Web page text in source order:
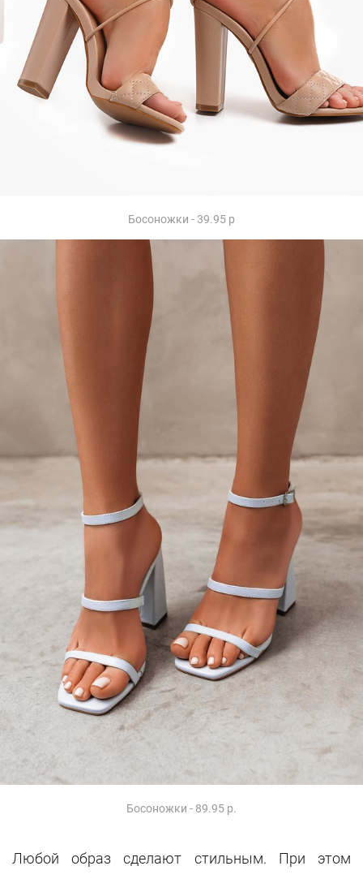
Босоножки - 39.95 р
Босоножки - 89.95 р.
Любой образ сделают стильным. При этом